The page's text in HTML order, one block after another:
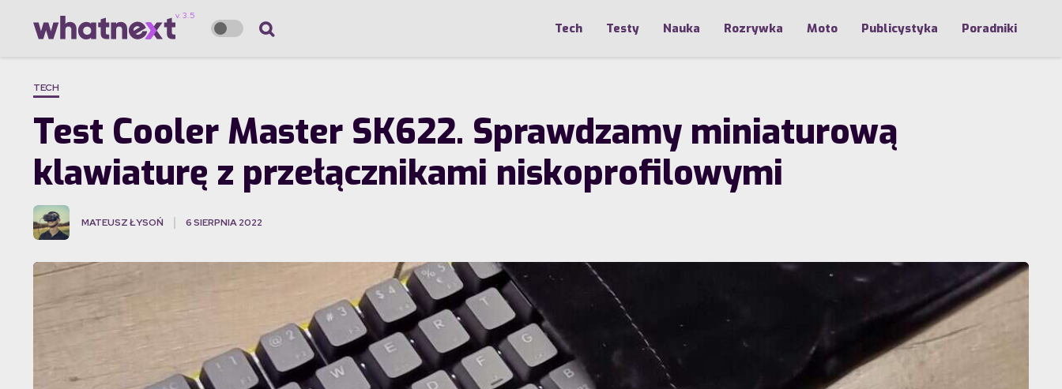
Tech Testy Nauka Rozrywka Moto Publicystyka Poradniki
TECH
Test Cooler Master SK622. Sprawdzamy miniaturową
klawiaturę z przełącznikami niskoprofilowymi
MATEUSZ ŁYSOŃ 6 SIERPNIA 2022